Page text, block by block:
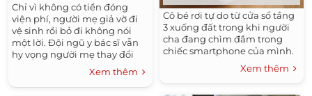
Chỉ vì không có tiền đóng
viện phí, người mẹ giả vờ đi
vệ sinh rồi bỏ đi không nói
một lời. Đội ngũ y bác sĩ vẫn
hy vọng người mẹ thay đổi
suy nghĩ, quay trở lại đón
Xem thêm
Cô bé rơi tự do từ cửa sổ tầng
3 xuống đất trong khi người
cha đang chìm đắm trong
chiếc smartphone của mình.
Xem thêm